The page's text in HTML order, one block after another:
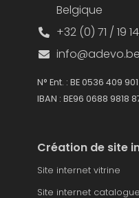
Belgique
+32 (0) 71 / 19
info@adevo.be
N° Ent. : BE 0536 409 901
IBAN : BE96 0688 9818
Création de site
Site internet vitrine
Site internet catalogue